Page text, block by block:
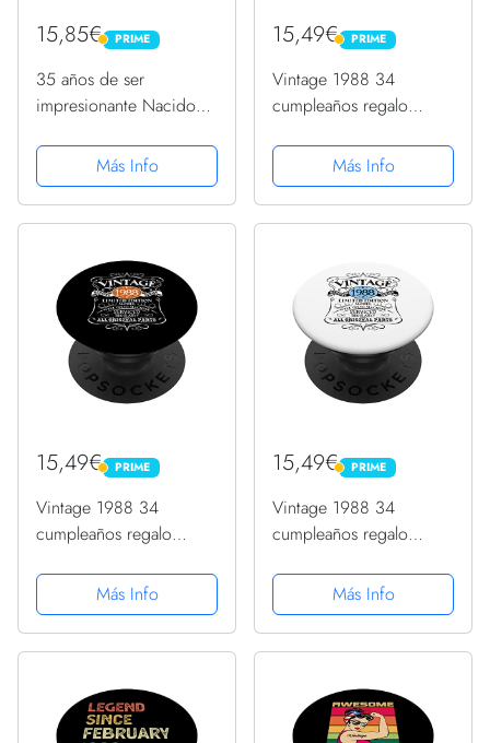
15,85€ PRIME
PRIME
35 años de ser
impresionante Nacido
cumpleaños número 35
PopSockets PopGrip
Intercambiable
Más Info
15,49€ PRIME
PRIME
Vintage 1988 34
cumpleaños regalo
original PopSockets
PopGrip Intercambiable
Más Info
15,49€ PRIME
PRIME
Vintage 1988 34
cumpleaños regalo
original PopSockets
PopGrip Intercambiable
Más Info
15,49€ PRIME
PRIME
Vintage 1988 34
cumpleaños regalo
original PopSockets
PopGrip Intercambiable
Más Info